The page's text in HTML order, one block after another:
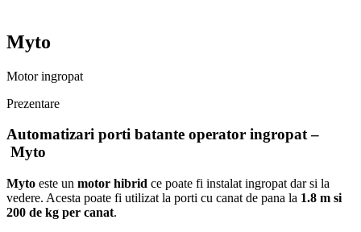
Myto
Motor ingropat
Prezentare
Automatizari porti batante operator ingropat –
Myto
Myto este un motor hibrid ce poate fi instalat ingropat dar si la
vedere. Acesta poate fi utilizat la porti cu canat de pana la 1.8 m si
200 de kg per canat.